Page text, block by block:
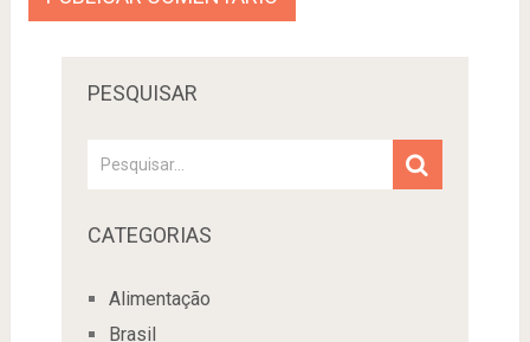
PESQUISAR
CATEGORIAS
Alimentação
Brasil